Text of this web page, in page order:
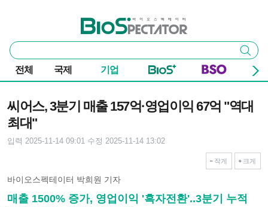
바이오스펙테이터
통
합
검
색
검색
전체 국제 기업
씨어스, 3분기 매출 157억·영업이익 67억 "역대
최대"
입력 2025-11-14 09:01 수정 2025-11-14 13:02
작게 크게
바이오스펙테이터 박희원 기자
매출 1500% 증가, 영업이익 '흑자전환'..3분기 누적